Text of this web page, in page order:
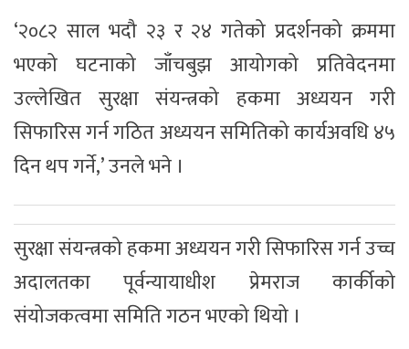
‘२०८२ साल भदौ २३ र २४ गतेको प्रदर्शनको क्रममा
भएको घटनाको जाँचबुझ आयोगको प्रतिवेदनमा
उल्लेखित सुरक्षा संयन्त्रको हकमा अध्ययन गरी
सिफारिस गर्न गठित अध्ययन समितिको कार्यअवधि ४५
दिन थप गर्ने,’ उनले भने ।
सुरक्षा संयन्त्रको हकमा अध्ययन गरी सिफारिस गर्न उच्च
अदालतका पूर्वन्यायाधीश प्रेमराज कार्कीको
संयोजकत्वमा समिति गठन भएको थियो ।